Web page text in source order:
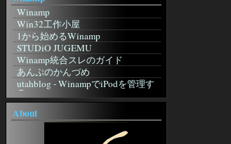
桃色蜥蜴日記
三日坊主克服日記
似非勇者の隠れ家
良い子のジャポニカ日記帳
ふにふに
ARUPU
Ownerの外部Log
六角軍記
無人の家で発見された手記
blizzardの日記
おはようから おやすみまで 己を見
KENT WEB
MAKOTO3.NET
Mini CGI
WonderLink【CGI配布サイト】
ぴんぽんすくりぷと
インターネット＆CGI入門講座
個人掲示板 powered by teacup.
研究室☆
CGI・Perl入門
FLASH DESIGN WILL
TrendMicro
Winamp
Win32工作小屋
1から始めるWinamp
STUDiO JUGEMU
Winamp統合スレのガイド
あんぷのかんづめ
utahblog - WinampでiPodを管理す
る
foobar2000
foobar2000
About